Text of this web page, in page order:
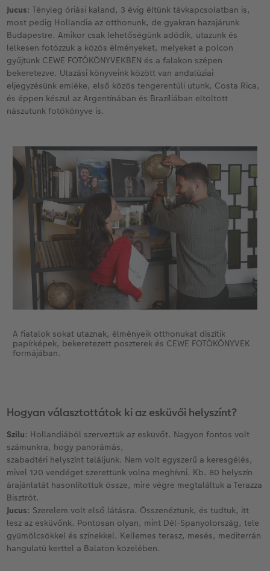
Jucus: Tényleg óriási kaland, 3 évig éltünk távkapcsolatban is,
most pedig Hollandia az otthonunk, de gyakran hazajárunk
Budapestre. Amikor csak lehetőségünk adódik, utazunk és
lelkesen fotózzuk a közös élményeket, melyeket a polcon
gyűjtünk CEWE FOTÓKÖNYVEKBEN és a falakon szépen
bekeretezve. Utazási könyveink között van andalúziai
eljegyzésünk emléke, első közös tengerentúli utunk, Costa Rica,
és éppen készül az Argentínában és Brazíliában eltöltött
nászutunk fotókönyve is.
A fiatalok sokat utaznak, élményeik otthonukat díszítik
papírképek, bekeretezett poszterek és CEWE FOTÓKÖNYVEK
formájában.
Hogyan választottátok ki az esküvői helyszínt?
Szilu: Hollandiából szerveztük az esküvőt. Nagyon fontos volt
számunkra, hogy panorámás,
szabadtéri helyszínt találjunk. Nem volt egyszerű a keresgélés,
mivel 120 vendéget szerettünk volna meghívni. Kb. 80 helyszín
árajánlatát hasonlítottuk össze, mire végre megtaláltuk a Terazza
Bisztrót.
Jucus: Szerelem volt első látásra. Összenéztünk, és tudtuk, itt
lesz az esküvőnk. Pontosan olyan, mint Dél-Spanyolország, tele
gyümölcsökkel és színekkel. Kellemes terasz, mesés, mediterrán
hangulatú kerttel a Balaton közelében.